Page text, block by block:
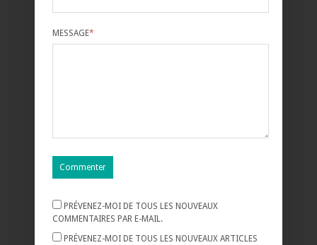
MESSAGE*
PRÉVENEZ-MOI DE TOUS LES NOUVEAUX
COMMENTAIRES PAR E-MAIL.
PRÉVENEZ-MOI DE TOUS LES NOUVEAUX ARTICLES